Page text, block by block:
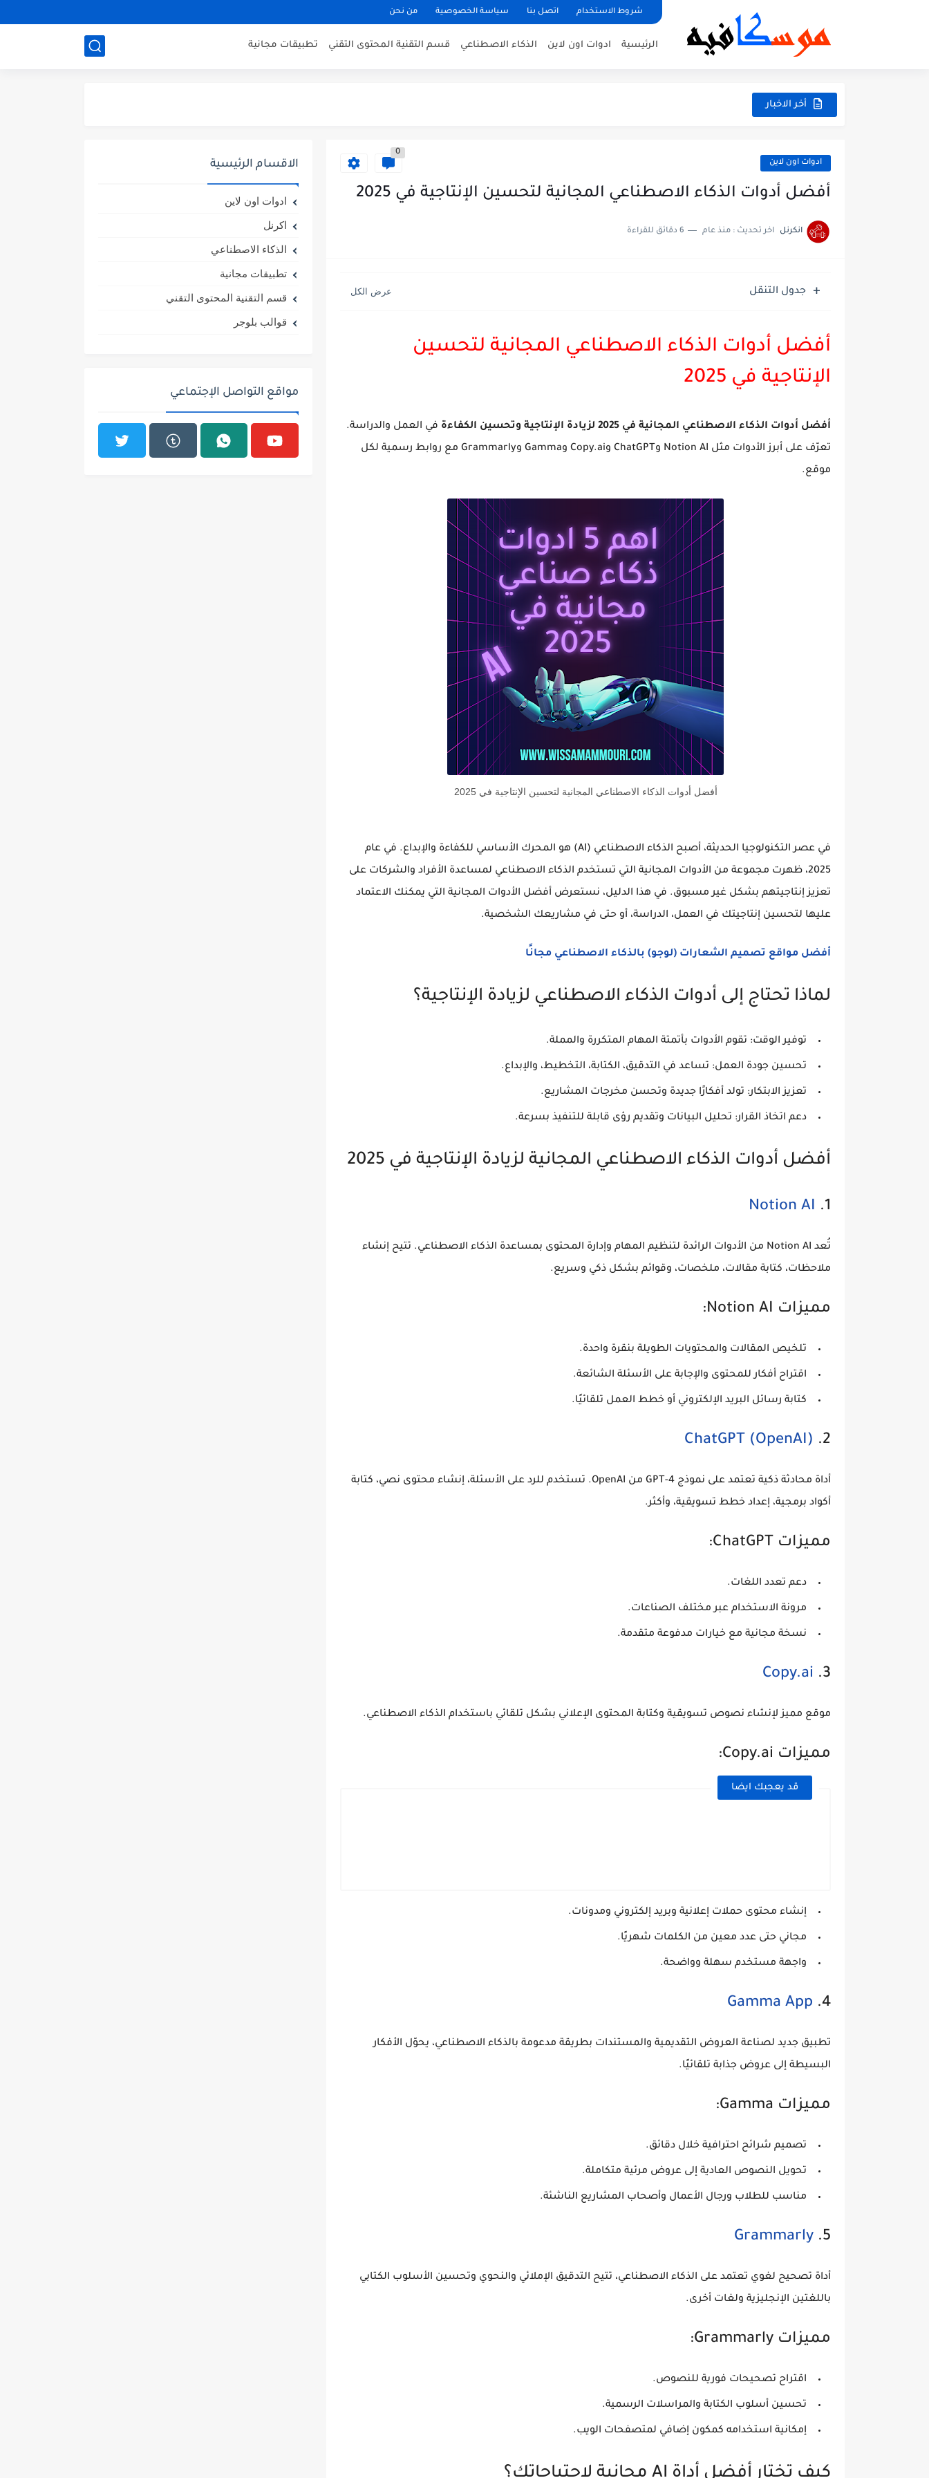
شروط الاستخدام اتصل بنا سياسة الخصوصية من نحن
الرئيسية ادوات اون لاين الذكاء الاصطناعي قسم التقنية المحتوى التقني تطبيقات مجانية
أخر الاخبار
ادوات اون لاين
0
أفضل أدوات الذكاء الاصطناعي المجانية لتحسين الإنتاجية في 2025
انكرنل اخر تحديث : منذ عام 6 دقائق للقراءة
جدول التنقل
أفضل أدوات الذكاء الاصطناعي المجانية لتحسين
الإنتاجية في 2025
أفضل أدوات الذكاء الاصطناعي المجانية في 2025 لزيادة الإنتاجية وتحسين الكفاءة
في العمل والدراسة.
تعرّف على أبرز الأدوات مثل Notion AI وChatGPT وCopy.ai وGamma وGrammarly مع روابط رسمية لكل
موقع.
أفضل أدوات الذكاء الاصطناعي المجانية لتحسين الإنتاجية في 2025
في عصر التكنولوجيا الحديثة، أصبح الذكاء الاصطناعي
(AI) هو المحرك الأساسي للكفاءة والإبداع. في عام
2025، ظهرت مجموعة من الأدوات المجانية التي تستخدم الذكاء الاصطناعي لمساعدة الأفراد والشركات على
تعزيز إنتاجيتهم بشكل غير مسبوق. في هذا الدليل، نستعرض أفضل الأدوات المجانية التي يمكنك الاعتماد
عليها لتحسين إنتاجيتك في العمل، الدراسة، أو حتى في مشاريعك الشخصية.
أفضل مواقع تصميم الشعارات (لوجو) بالذكاء الاصطناعي مجانًا
لماذا تحتاج إلى أدوات الذكاء الاصطناعي لزيادة الإنتاجية؟
توفير الوقت: تقوم الأدوات بأتمتة المهام المتكررة والمملة.
تحسين جودة العمل: تساعد في التدقيق، الكتابة، التخطيط، والإبداع.
تعزيز الابتكار: تولد أفكارًا جديدة وتحسن مخرجات المشاريع.
دعم اتخاذ القرار: تحليل البيانات وتقديم رؤى قابلة للتنفيذ بسرعة.
أفضل أدوات الذكاء الاصطناعي المجانية لزيادة الإنتاجية في 2025
1.
Notion AI
تُعد Notion AI من الأدوات الرائدة لتنظيم المهام وإدارة المحتوى بمساعدة الذكاء الاصطناعي. تتيح إنشاء
ملاحظات، كتابة مقالات، ملخصات، وقوائم بشكل ذكي وسريع.
مميزات Notion AI:
تلخيص المقالات والمحتويات الطويلة بنقرة واحدة.
اقتراح أفكار للمحتوى والإجابة على الأسئلة الشائعة.
كتابة رسائل البريد الإلكتروني أو خطط العمل تلقائيًا.
2.
ChatGPT (OpenAI)
أداة محادثة ذكية تعتمد على نموذج GPT-4 من OpenAI. تستخدم للرد على الأسئلة، إنشاء محتوى نصي، كتابة
أكواد برمجية، إعداد خطط تسويقية، وأكثر.
مميزات ChatGPT:
دعم تعدد اللغات.
مرونة الاستخدام عبر مختلف الصناعات.
نسخة مجانية مع خيارات مدفوعة متقدمة.
3.
Copy.ai
موقع مميز لإنشاء نصوص تسويقية وكتابة المحتوى الإعلاني بشكل تلقائي باستخدام الذكاء الاصطناعي.
مميزات Copy.ai:
قد يعجبك ايضا
إنشاء محتوى حملات إعلانية وبريد إلكتروني ومدونات.
مجاني حتى عدد معين من الكلمات شهريًا.
واجهة مستخدم سهلة وواضحة.
4.
Gamma App
تطبيق جديد لصناعة العروض التقديمية والمستندات بطريقة مدعومة بالذكاء الاصطناعي، يحوّل الأفكار
البسيطة إلى عروض جذابة تلقائيًا.
مميزات Gamma:
تصميم شرائح احترافية خلال دقائق.
تحويل النصوص العادية إلى عروض مرئية متكاملة.
مناسب للطلاب ورجال الأعمال وأصحاب المشاريع الناشئة.
5.
Grammarly
أداة تصحيح لغوي تعتمد على الذكاء الاصطناعي، تتيح التدقيق الإملائي والنحوي وتحسين الأسلوب الكتابي
باللغتين الإنجليزية ولغات أخرى.
مميزات Grammarly:
اقتراح تصحيحات فورية للنصوص.
تحسين أسلوب الكتابة والمراسلات الرسمية.
إمكانية استخدامه كمكون إضافي لمتصفحات الويب.
كيف تختار أفضل أداة AI مجانية لاحتياجاتك؟
الاقسام الرئيسية
ادوات اون لاين
اكرنل
الذكاء الاصطناعي
تطبيقات مجانية
قسم التقنية المحتوى التقني
قوالب بلوجر
مواقع التواصل الإجتماعي